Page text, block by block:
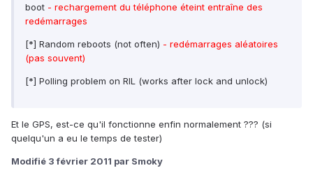
boot - rechargement du téléphone éteint entraîne des
redémarrages
[*] Random reboots (not often) - redémarrages aléatoires
(pas souvent)
[*] Polling problem on RIL (works after lock and unlock)
Et le GPS, est-ce qu'il fonctionne enfin normalement ??? (si
quelqu'un a eu le temps de tester)
Modifié 3 février 2011 par Smoky